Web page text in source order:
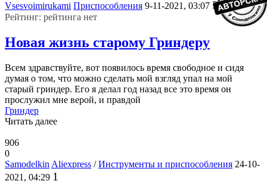
Vsesvoimirukami Приспособления 9-11-2021, 03:07 3
Рейтинг: рейтинга нет
Новая жизнь старому Гриндеру
Всем здравствуйте, вот появилось время свободное и сидя
думая о том, что можно сделать мой взгляд упал на мой
старый гриндер. Его я делал год назад все это время он
прослужил мне верой, и правдой
Гриндер
Читать далее
906
0
Samodelkin Aliexpress /Инструменты и приспособления 24-10-
2021, 04:29 1